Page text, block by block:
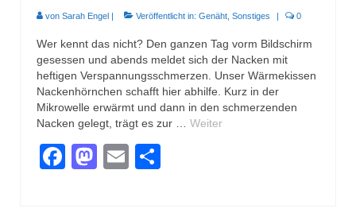
von Sarah Engel | Veröffentlicht in: Genäht Sonstiges | 0
Wer kennt das nicht? Den ganzen Tag vorm Bildschirm
gesessen und abends meldet sich der Nacken mit
heftigen Verspannungsschmerzen. Unser Wärmekissen
Nackenhörnchen schafft hier abhilfe. Kurz in der
Mikrowelle erwärmt und dann in den schmerzenden
Nacken gelegt, trägt es zur … Weiter
Facebook
Mastodon
Email